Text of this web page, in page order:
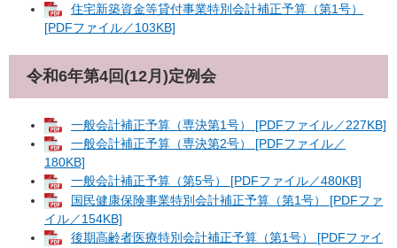
住宅新築資金等貸付事業特別会計補正予算（第1号）
[PDFファイル／103KB]
令和6年第4回(12月)定例会
一般会計補正予算（専決第1号） [PDFファイル／227KB]
一般会計補正予算（専決第2号） [PDFファイル／
180KB]
一般会計補正予算（第5号） [PDFファイル／480KB]
国民健康保険事業特別会計補正予算（第1号） [PDFファ
イル／154KB]
後期高齢者医療特別会計補正予算（第1号） [PDFファイ